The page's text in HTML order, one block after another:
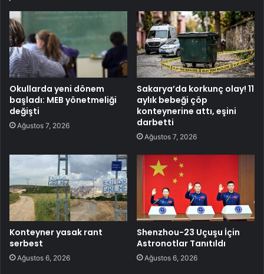
Okullarda yeni dönem
başladı: MEB yönetmeliği
değişti
Ağustos 7, 2026
Sakarya’da korkunç olay! 11
aylık bebeği çöp
konteynerine attı, eşini
darbetti
Ağustos 7, 2026
Konteyner yasak rant
serbest
Ağustos 6, 2026
Shenzhou-23 Uçuşu İçin
Astronotlar Tanıtıldı
Ağustos 6, 2026